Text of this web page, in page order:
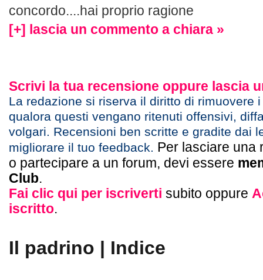
concordo....hai proprio ragione
[+] lascia un commento a chiara »
Scrivi la tua recensione oppure lascia
La redazione si riserva il diritto di rimuovere
qualora questi vengano ritenuti offensivi,
volgari. Recensioni ben scritte e gradite dai
migliorare il tuo feedback. Per lasciare una
o partecipare a un forum, devi essere
Club.
Fai clic qui per iscriverti subito oppure
iscritto.
Il padrino | Indice